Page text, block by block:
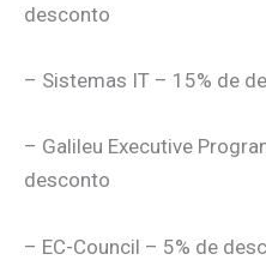
desconto
– Sistemas IT – 15% de
– Galileu Executive
desconto
– EC-Council – 5% de